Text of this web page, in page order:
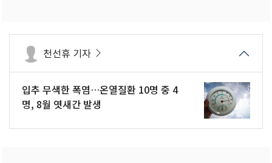
천선휴 기자
입추 무색한 폭염…온열질환 10명 중 4
명, 8월 엿새간 발생